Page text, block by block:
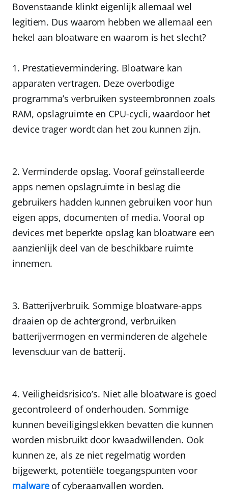
Bovenstaande klinkt eigenlijk allemaal wel
legitiem. Dus waarom hebben we allemaal een
hekel aan bloatware en waarom is het slecht?
Prestatievermindering. Bloatware kan
apparaten vertragen. Deze overbodige
programma’s verbruiken systeembronnen zoals
RAM, opslagruimte en CPU-cycli, waardoor het
device trager wordt dan het zou kunnen zijn.
Verminderde opslag. Vooraf geïnstalleerde
apps nemen opslagruimte in beslag die
gebruikers hadden kunnen gebruiken voor hun
eigen apps, documenten of media. Vooral op
devices met beperkte opslag kan bloatware een
aanzienlijk deel van de beschikbare ruimte
innemen.
Batterijverbruik. Sommige bloatware-apps
draaien op de achtergrond, verbruiken
batterijvermogen en verminderen de algehele
levensduur van de batterij.
Veiligheidsrisico’s. Niet alle bloatware is goed
gecontroleerd of onderhouden. Sommige
kunnen beveiligingslekken bevatten die kunnen
worden misbruikt door kwaadwillenden. Ook
kunnen ze, als ze niet regelmatig worden
bijgewerkt, potentiële toegangspunten voor
malwareof cyberaanvallen worden.